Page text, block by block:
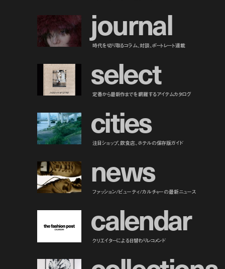
journal
時代を切り取るコラム、対談、ポートレート連載
select
定番から最新作までを網羅するアイテムカタログ
cities
注目ショップ、飲食店、ホテルの保存版ガイド
news
ファッション/ビューティ/カルチャーの最新ニュース
calendar
クリエイターによる日替わりレコメンド